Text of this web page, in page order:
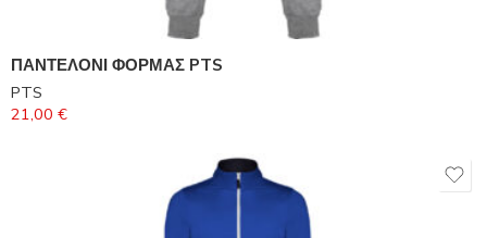
ΠΑΝΤΕΛΟΝΙ ΦΟΡΜΑΣ PTS
PTS
21,00 €